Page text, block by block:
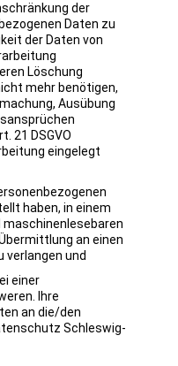
der
Daten zu
der Daten von
Löschung
mehr benötigen,
Ausübung
21 DSGVO
eingelegt
haben, in einem
an einen
verlangen und
einer
Ihre
an die/den
Schleswig-